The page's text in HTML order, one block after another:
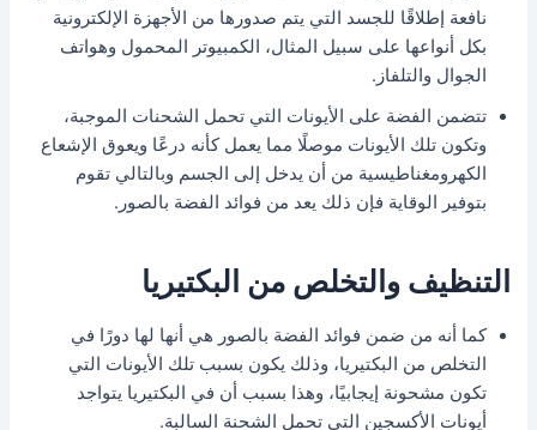
نافعة إطلاقًا للجسد التي يتم صدورها من الأجهزة الإلكترونية
بكل أنواعها على سبيل المثال، الكمبيوتر المحمول وهواتف
الجوال والتلفاز.
تتضمن الفضة على الأيونات التي تحمل الشحنات الموجبة،
وتكون تلك الأيونات موصلًا مما يعمل كأنه درعًا ويعوق الإشعاع
الكهرومغناطيسية من أن يدخل إلى الجسم وبالتالي تقوم
بتوفير الوقاية فإن ذلك يعد من فوائد الفضة بالصور.
التنظيف والتخلص من البكتيريا
كما أنه من ضمن فوائد الفضة بالصور هي أنها لها دورًا في
التخلص من البكتيريا، وذلك يكون بسبب تلك الأيونات التي
تكون مشحونة إيجابيًا، وهذا بسبب أن في البكتيريا يتواجد
أيونات الأكسجين التي تحمل الشحنة السالبة.